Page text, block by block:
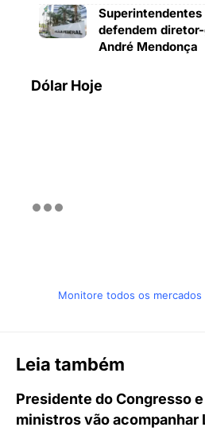
defendem
André Mendonça
Dólar Hoje
Monitore todos os mercados
Leia também
Presidente do Congresso e
ministros vão acompanhar